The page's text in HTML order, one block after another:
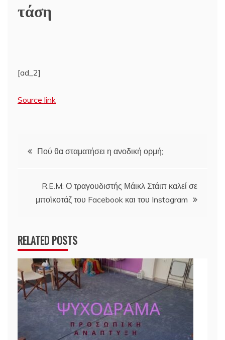
τάση
[ad_2]
Source link
Πλοήγηση
Πού θα σταματήσει η ανοδική ορμή;
R.E.M: Ο τραγουδιστής Μάικλ Στάιπ καλεί σε
μποϊκοτάζ του Facebook και του Instagram
RELATED POSTS